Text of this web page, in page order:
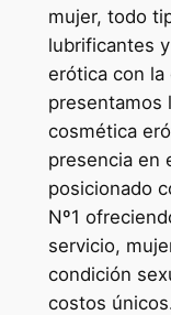
mujer, todo
lubrificantes
erótica con la
presentamos
cosmética
presencia en
posicionado
Nº1
servicio,
condición
costos